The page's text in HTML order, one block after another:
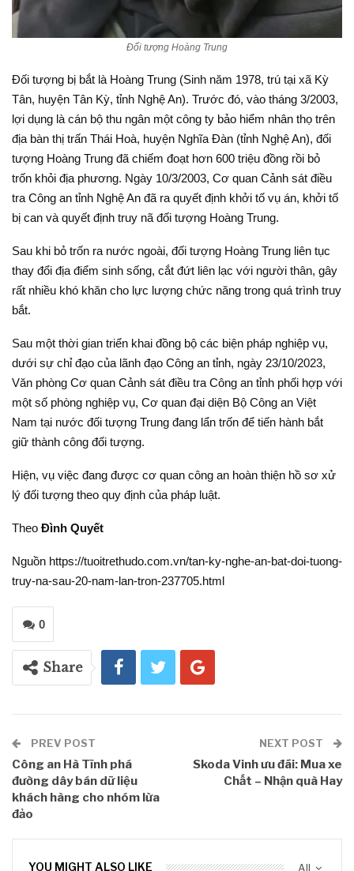
Đối tượng Hoàng Trung
Đối tượng bị bắt là Hoàng Trung (Sinh năm 1978, trú tại xã Kỳ
Tân, huyện Tân Kỳ, tỉnh Nghệ An). Trước đó, vào tháng 3/2003,
lợi dụng là cán bộ thu ngân một công ty bảo hiểm nhân thọ trên
địa bàn thị trấn Thái Hoà, huyện Nghĩa Đàn (tỉnh Nghệ An), đối
tượng Hoàng Trung đã chiếm đoạt hơn 600 triệu đồng rồi bỏ
trốn khỏi địa phương. Ngày 10/3/2003, Cơ quan Cảnh sát điều
tra Công an tỉnh Nghệ An đã ra quyết định khởi tố vụ án, khởi tố
bị can và quyết định truy nã đối tượng Hoàng Trung.
Sau khi bỏ trốn ra nước ngoài, đối tượng Hoàng Trung liên tục
thay đổi địa điểm sinh sống, cắt đứt liên lạc với người thân, gây
rất nhiều khó khăn cho lực lượng chức năng trong quá trình truy
bắt.
Sau một thời gian triển khai đồng bộ các biện pháp nghiệp vụ,
dưới sự chỉ đạo của lãnh đạo Công an tỉnh, ngày 23/10/2023,
Văn phòng Cơ quan Cảnh sát điều tra Công an tỉnh phối hợp với
một số phòng nghiệp vụ, Cơ quan đại diện Bộ Công an Việt
Nam tại nước đối tượng Trung đang lẩn trốn để tiến hành bắt
giữ thành công đối tượng.
Hiện, vụ việc đang được cơ quan công an hoàn thiện hồ sơ xử
lý đối tượng theo quy định của pháp luật.
Theo Đình Quyết
Nguồn https://tuoitrethudo.com.vn/tan-ky-nghe-an-bat-doi-tuong-
truy-na-sau-20-nam-lan-tron-237705.html
0
Share
PREV POST
Công an Hà Tĩnh phá
đường dây bán dữ liệu
khách hàng cho nhóm lừa
đảo
NEXT POST
Skoda Vinh ưu đãi: Mua xe
Chất – Nhận quà Hay
All
YOU MIGHT ALSO LIKE